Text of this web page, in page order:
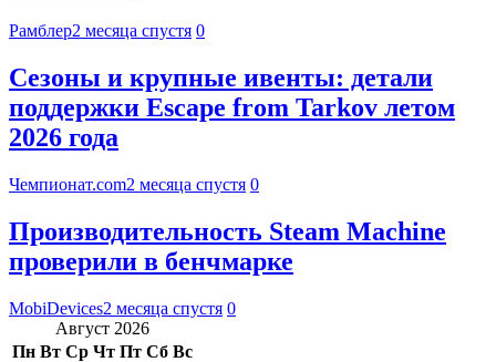
Рамблер2 месяца спустя 0
Сезоны и крупные ивенты: детали
поддержки Escape from Tarkov летом
2026 года
Чемпионат.com2 месяца спустя 0
Производительность Steam Machine
проверили в бенчмарке
MobiDevices2 месяца спустя 0
Август 2026
Пн Вт Ср Чт Пт Сб Вс